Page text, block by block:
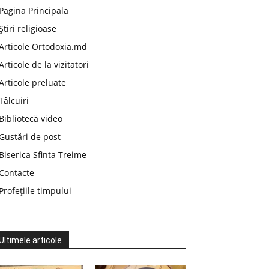
Pagina Principala
religioase
Ortodoxia.md
de la vizitatori
preluate
Bibliotecă video
de post
Biserica Sfinta Treime
Profețiile timpului
articole